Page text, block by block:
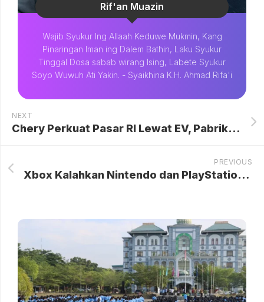
Rif'an Muazin
Wajib Syukur Ing Allaah Keduwe Mukmin, Kang
Pinaringan Iman ing Dalem Bathin, Laku Syukur
Tinggal Dosa sabab wirang Ising, Labete Syukur
Soyo Wuwuh Ati Yakin. - Syaikhina K.H. Ahmad Rifa'i
NEXT
Chery Perkuat Pasar RI Lewat EV, Pabrik Baru Siap Dibangun
PREVIOUS
Xbox Kalahkan Nintendo dan PlayStation Sebagai Penerbit Game Teratas di Metacritic pada Tahun 2025